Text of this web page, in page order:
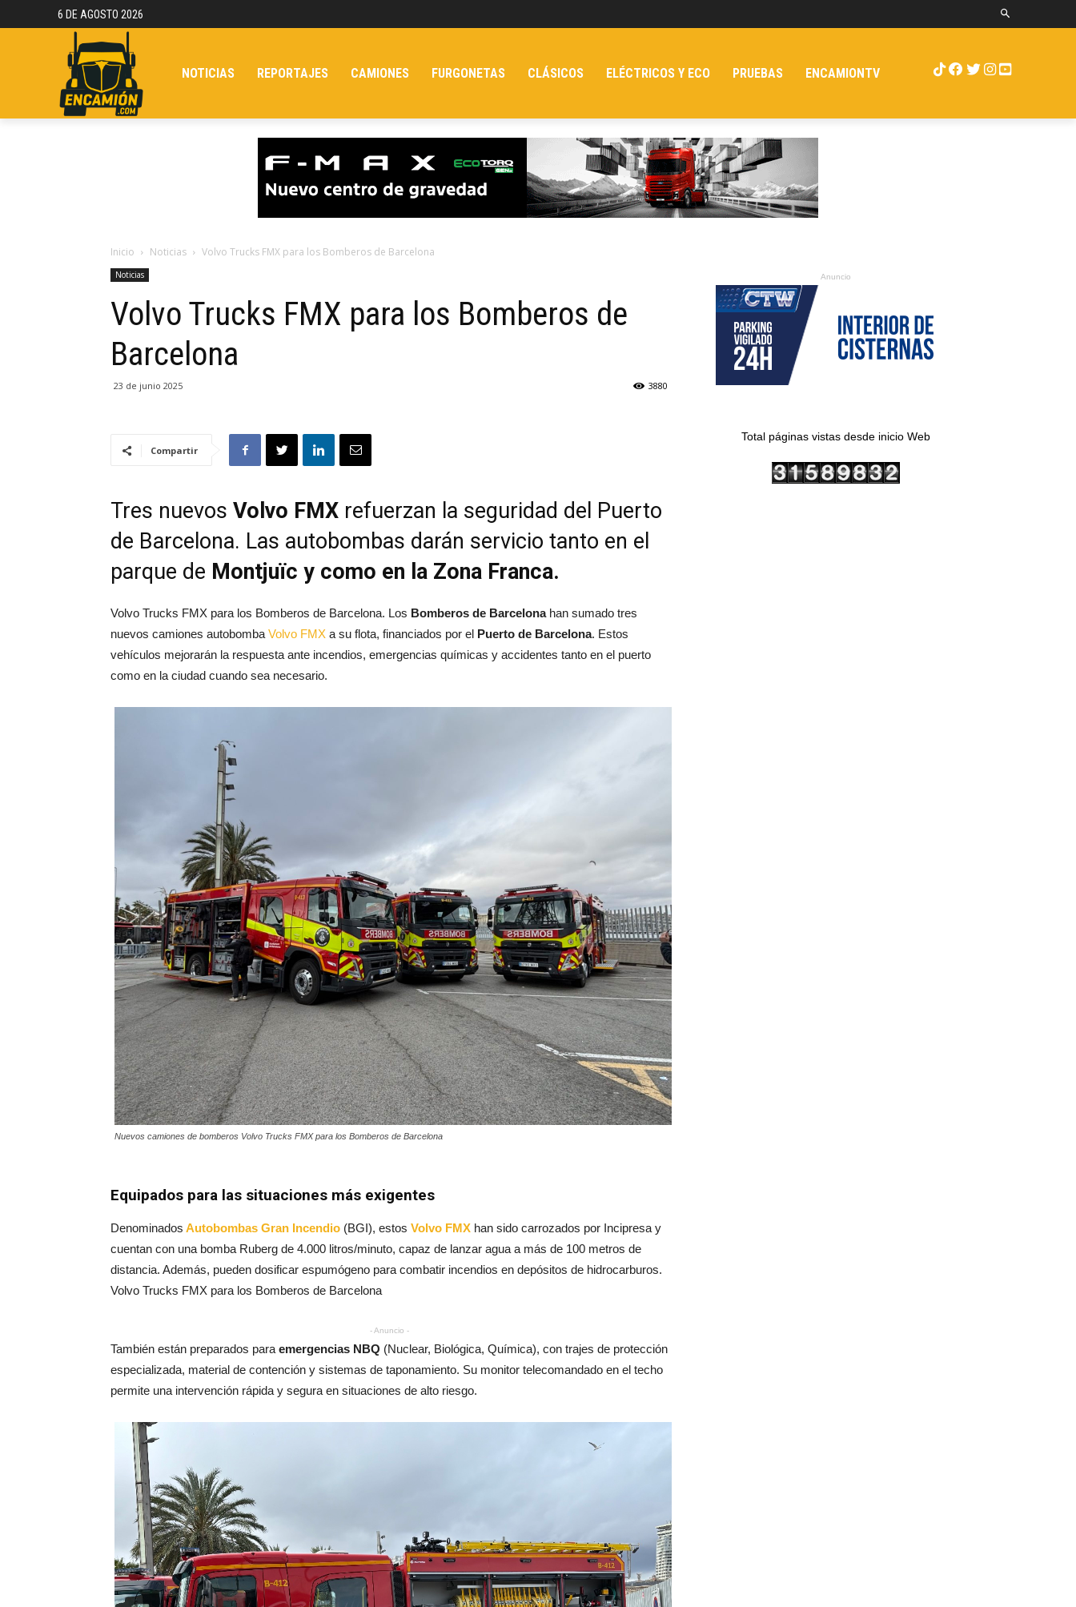
6 DE AGOSTO 2026
NOTICIAS REPORTAJES CAMIONES FURGONETAS CLÁSICOS ELÉCTRICOS Y ECO PRUEBAS ENCAMIONTV
Inicio Noticias Volvo Trucks FMX para los Bomberos de Barcelona
Noticias
Volvo Trucks FMX para los Bomberos de
Barcelona
23 de junio 2025 3880
Compartir
Tres nuevos Volvo FMX refuerzan la seguridad del Puerto
de Barcelona. Las autobombas darán servicio tanto en el
parque de Montjuïc y como en la Zona Franca.
Volvo Trucks FMX para los Bomberos de Barcelona. Los Bomberos de Barcelonahan sumado tres
nuevos camiones autobomba Volvo FMX a su flota, financiados por el Puerto de Barcelona. Estos
vehículos mejorarán la respuesta ante incendios, emergencias químicas y accidentes tanto en el puerto
como en la ciudad cuando sea necesario.
Nuevos camiones de bomberos Volvo Trucks FMX para los Bomberos de Barcelona
Equipados para las situaciones más exigentes
Denominados Autobombas Gran Incendio (BGI), estos Volvo FMX han sido carrozados por Incipresa y
cuentan con una bomba Ruberg de 4.000 litros/minuto, capaz de lanzar agua a más de 100 metros de
distancia. Además, pueden dosificar espumógeno para combatir incendios en depósitos de hidrocarburos.
Volvo Trucks FMX para los Bomberos de Barcelona
- Anuncio -
También están preparados para emergencias NBQ (Nuclear, Biológica, Química), con trajes de protección
especializada, material de contención y sistemas de taponamiento. Su monitor telecomandado en el techo
permite una intervención rápida y segura en situaciones de alto riesgo.
Anuncio
Total páginas vistas desde inicio Web